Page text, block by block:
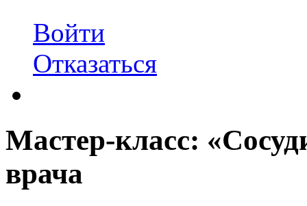
Войти
Отказаться
Мастер-класс:
врача